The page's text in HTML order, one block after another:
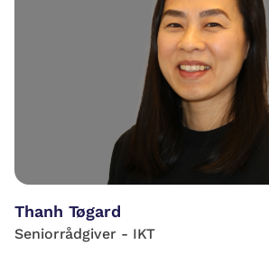
Thanh Tøgard
Seniorrådgiver - IKT